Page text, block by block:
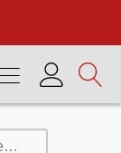
de publicación